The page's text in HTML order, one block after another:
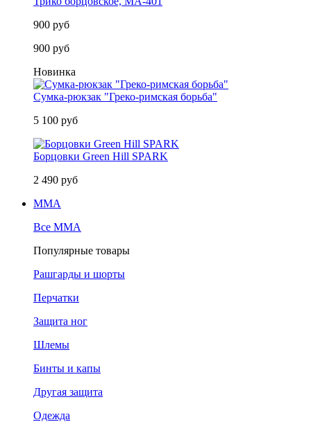
900 руб
900 руб
Новинка
Сумка-рюкзак "Греко-римская борьба"
5 100 руб
Борцовки Green Hill SPARK
2 490 руб
MMA
Все MMA
Популярные товары
Рашгарды и шорты
Перчатки
Защита ног
Шлемы
Бинты и капы
Другая защита
Одежда